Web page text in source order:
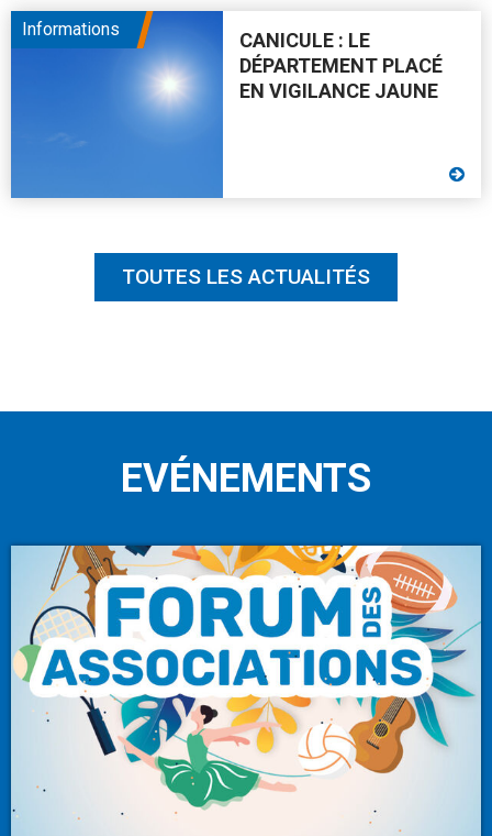
Informations
CANICULE : LE
DÉPARTEMENT PLACÉ
EN VIGILANCE JAUNE
TOUTES LES ACTUALITÉS
EVÉNEMENTS